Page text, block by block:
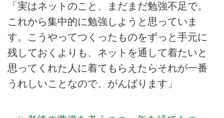
「実はネットのこと、まだまだ勉強不足で。
これから集中的に勉強しようと思っていま
す。こうやってつくったものをずっと手元に
残しておくよりも、ネットを通して着たいと
思ってくれた人に着てもらえたらそれが一番
うれしいことなので、がんばります」